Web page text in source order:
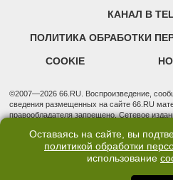
КАНАЛ В
ПОЛИТИКА ОБРАБОТКИ
COOKIE
©2007—2026 66.RU. Воспроизведение,
сведения размещенных на сайте 66.RU
правообладателя запрещено. Сетевое
надзору в сфере связи, информационных
(Роскомнадзор). Регистрационный номер
Учредитель: Общество с ограниченной
Оставаясь на сайте, вы
политикой обработки
использование